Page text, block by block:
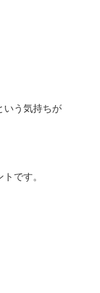
いう気持ちが
です。